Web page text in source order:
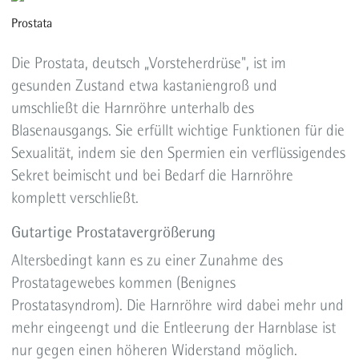
Uroonkologisches Zentrum
Prostata-Erkrankungen
Roboterassistierte Chirurgie
Prostata
Die Prostata, deutsch „Vorsteherdrüse", ist im
gesunden Zustand etwa kastaniengroß und
umschließt die Harnröhre unterhalb des
Blasenausgangs. Sie erfüllt wichtige Funktionen für die
Sexualität, indem sie den Spermien ein verflüssigendes
Sekret beimischt und bei Bedarf die Harnröhre
komplett verschließt.
Gutartige Prostatavergrößerung
Altersbedingt kann es zu einer Zunahme des
Prostatagewebes kommen (Benignes
Prostatasyndrom). Die Harnröhre wird dabei mehr und
mehr eingeengt und die Entleerung der Harnblase ist
nur gegen einen höheren Widerstand möglich.